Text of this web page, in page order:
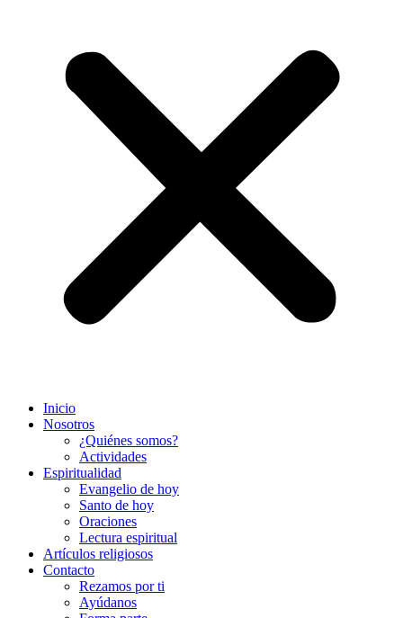
Inicio
Nosotros
¿Quiénes somos?
Actividades
Espiritualidad
Evangelio de hoy
Santo de hoy
Oraciones
Lectura espiritual
Artículos religiosos
Contacto
Rezamos por ti
Ayúdanos